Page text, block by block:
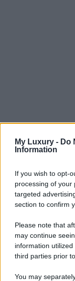
My Luxury - Do
Information
If you wish to opt-
processing of your
targeted
section to confirm
Please note that
may continue
information
third parties prior
You may